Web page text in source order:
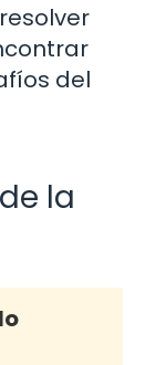
del
la